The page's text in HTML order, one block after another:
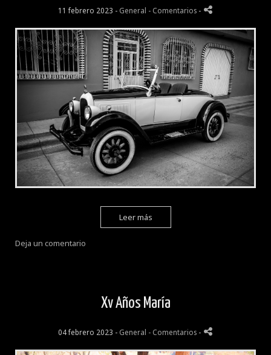
11 febrero 2023 - General - Comentarios -
Leer más
Deja un comentario
Xv Años María
04 febrero 2023 - General - Comentarios -